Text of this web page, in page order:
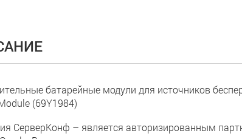
батарейные модули для источников
(69Y1984)
СерверКонф – является авторизированным